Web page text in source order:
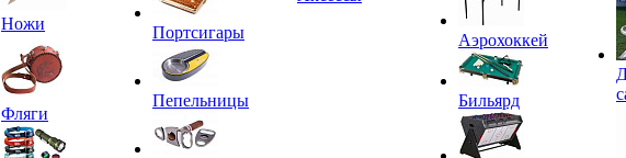
Ножи
Фляги
Портсигары
Пепельницы
Аэрохоккей
Бильярд